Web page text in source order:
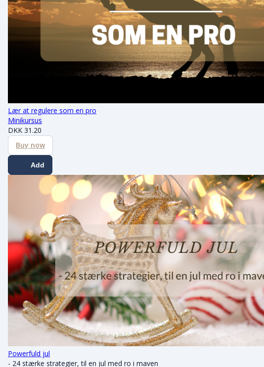
Lær at regulere som en pro
Minikursus
DKK 31.20
Buy now
Add
Powerfuld jul
- 24 stærke strategier, til en jul med ro i maven